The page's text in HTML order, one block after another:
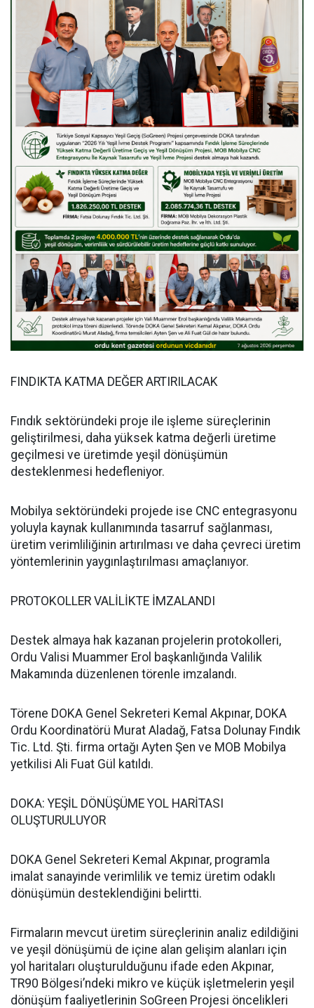
FINDIKTA KATMA DEĞER ARTIRILACAK
Fındık sektöründeki proje ile işleme süreçlerinin
geliştirilmesi, daha yüksek katma değerli üretime
geçilmesi ve üretimde yeşil dönüşümün
desteklenmesi hedefleniyor.
Mobilya sektöründeki projede ise CNC entegrasyonu
yoluyla kaynak kullanımında tasarruf sağlanması,
üretim verimliliğinin artırılması ve daha çevreci üretim
yöntemlerinin yaygınlaştırılması amaçlanıyor.
PROTOKOLLER VALİLİKTE İMZALANDI
Destek almaya hak kazanan projelerin protokolleri,
Ordu Valisi Muammer Erol başkanlığında Valilik
Makamında düzenlenen törenle imzalandı.
Törene DOKA Genel Sekreteri Kemal Akpınar, DOKA
Ordu Koordinatörü Murat Aladağ, Fatsa Dolunay Fındık
Tic. Ltd. Şti. firma ortağı Ayten Şen ve MOB Mobilya
yetkilisi Ali Fuat Gül katıldı.
DOKA: YEŞİL DÖNÜŞÜME YOL HARİTASI
OLUŞTURULUYOR
DOKA Genel Sekreteri Kemal Akpınar, programla
imalat sanayinde verimlilik ve temiz üretim odaklı
dönüşümün desteklendiğini belirtti.
Firmaların mevcut üretim süreçlerinin analiz edildiğini
ve yeşil dönüşümü de içine alan gelişim alanları için
yol haritaları oluşturulduğunu ifade eden Akpınar,
TR90 Bölgesi’ndeki mikro ve küçük işletmelerin yeşil
dönüşüm faaliyetlerinin SoGreen Projesi öncelikleri